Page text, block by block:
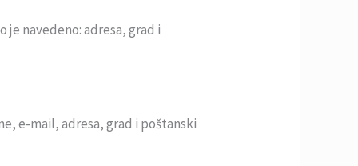
navedeno: adresa, grad i
e-mail, adresa, grad i poštanski